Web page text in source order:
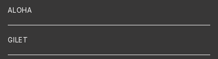
ALOHA
GILET